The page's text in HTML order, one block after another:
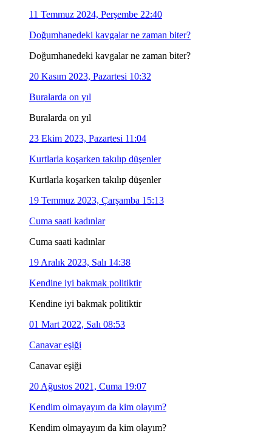
11 Temmuz 2024, Perşembe 22:40
Doğumhanedeki kavgalar ne zaman biter?
Doğumhanedeki kavgalar ne zaman biter?
20 Kasım 2023, Pazartesi 10:32
Buralarda on yıl
Buralarda on yıl
23 Ekim 2023, Pazartesi 11:04
Kurtlarla koşarken takılıp düşenler
Kurtlarla koşarken takılıp düşenler
19 Temmuz 2023, Çarşamba 15:13
Cuma saati kadınlar
Cuma saati kadınlar
19 Aralık 2023, Salı 14:38
Kendine iyi bakmak politiktir
Kendine iyi bakmak politiktir
01 Mart 2022, Salı 08:53
Canavar eşiği
Canavar eşiği
20 Ağustos 2021, Cuma 19:07
Kendim olmayayım da kim olayım?
Kendim olmayayım da kim olayım?